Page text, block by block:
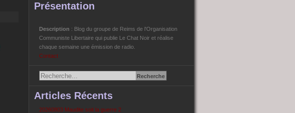
Présentation
Description : Blog du groupe de Reims de l'Organisation
Communiste Libertaire qui publie Le Chat Noir et réalise
chaque semaine une émission de radio.
Contact
Articles Récents
20260803 Maudite soit la guerre 2